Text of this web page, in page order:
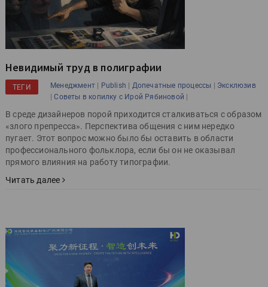
Невидимый труд в полиграфии
ТЕГИ Менеджмент | Publish | Допечатные процессы | Эксклюзив
|Советы в копилку с Ирой Рябиновой |
В среде дизайнеров порой приходится сталкиваться с образом
«злого препресса». Перспектива общения с ним нередко
пугает. Этот вопрос можно было бы оставить в области
профессионального фольклора, если бы он не оказывал
прямого влияния на работу типографии.
Читать далее